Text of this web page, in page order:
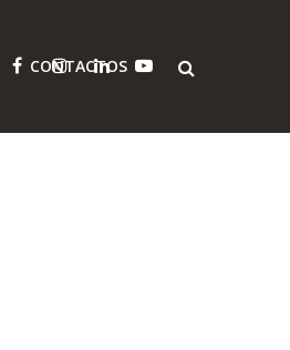
CONTACTOS